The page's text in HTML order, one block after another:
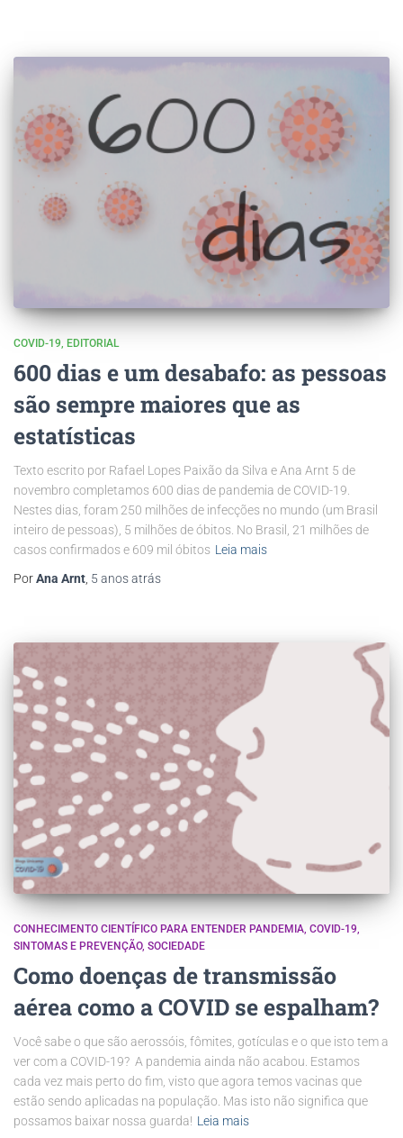
COVID-19 EDITORIAL
600 dias e um desabafo: as pessoas
são sempre maiores que as
estatísticas
Texto escrito por Rafael Lopes Paixão da Silva e Ana Arnt 5 de
novembro completamos 600 dias de pandemia de COVID-19.
Nestes dias, foram 250 milhões de infecções no mundo (um Brasil
inteiro de pessoas), 5 milhões de óbitos. No Brasil, 21 milhões de
casos confirmados e 609 mil óbitos Leia mais
PorAna Arnt 5 anosatrás
CONHECIMENTO CIENTÍFICO PARA ENTENDER PANDEMIA COVID-19
SINTOMAS E PREVENÇÃO SOCIEDADE
Como doenças de transmissão
aérea como a COVID se espalham?
Você sabe o que são aerossóis, fômites, gotículas e o que isto tem a
ver com a COVID-19? A pandemia ainda não acabou. Estamos
cada vez mais perto do fim, visto que agora temos vacinas que
estão sendo aplicadas na população. Mas isto não significa que
possamos baixar nossa guarda! Leia mais